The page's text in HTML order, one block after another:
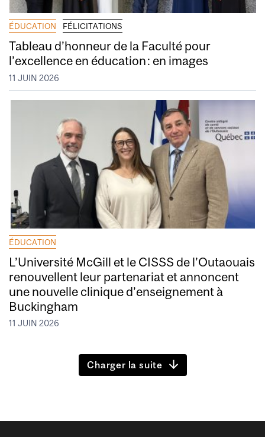
ÉDUCATION FÉLICITATIONS
Tableau d’honneur de la Faculté pour
l’excellence en éducation : en images
11 JUIN 2026
ÉDUCATION
L’Université McGill et le CISSS de l’Outaouais
renouvellent leur partenariat et annoncent
une nouvelle clinique d’enseignement à
Buckingham
11 JUIN 2026
Charger la suite